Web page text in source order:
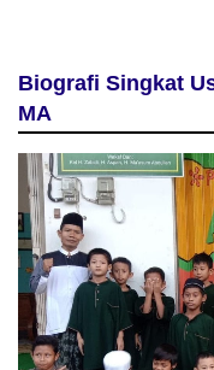
Biografi Singkat
MA